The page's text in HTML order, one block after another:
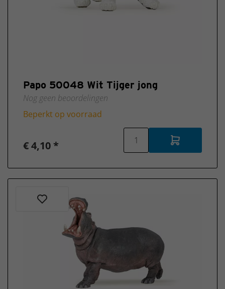
Papo 50048 Wit Tijger jong
Nog geen beoordelingen
Beperkt op voorraad
€ 4,10 *